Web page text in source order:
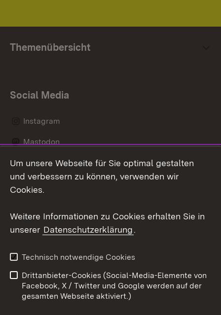
Themenübersicht
Social Media
Instagram
Mastodon
Messenger
Kontakt
Impressum
Cookies
Um unsere Webseite für Sie optimal gestalten
und verbessern zu können, verwenden wir
Cookies.
Weitere Informationen zu Cookies erhalten Sie in
unserer Datenschutzerklärung.
Technisch notwendige Cookies
Drittanbieter-Cookies (Social-Media-Elemente von
Facebook, X / Twitter und Google werden auf der
gesamten Webseite aktiviert.)